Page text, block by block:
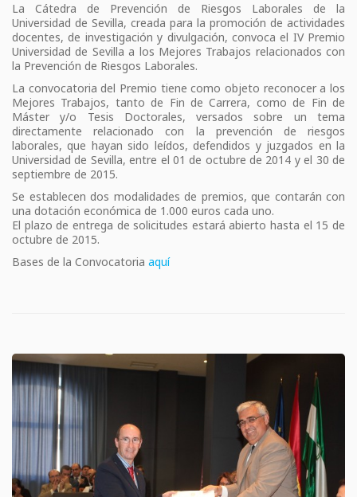
La Cátedra de Prevención de Riesgos Laborales de la
Universidad de Sevilla, creada para la promoción de actividades
docentes, de investigación y divulgación, convoca el IV Premio
Universidad de Sevilla a los Mejores Trabajos relacionados con
la Prevención de Riesgos Laborales.
La convocatoria del Premio tiene como objeto reconocer a los
Mejores Trabajos, tanto de Fin de Carrera, como de Fin de
Máster y/o Tesis Doctorales, versados sobre un tema
directamente relacionado con la prevención de riesgos
laborales, que hayan sido leídos, defendidos y juzgados en la
Universidad de Sevilla, entre el 01 de octubre de 2014 y el 30 de
septiembre de 2015.
Se establecen dos modalidades de premios, que contarán con
una dotación económica de 1.000 euros cada uno.
El plazo de entrega de solicitudes estará abierto hasta el 15 de
octubre de 2015.
Bases de la Convocatoria aquí